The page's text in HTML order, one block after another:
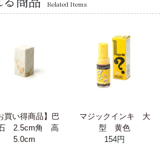
Related Items
買い得商品】巴
2.5cm角 高
5.0cm
マジックインキ 大
型 黄色
154円